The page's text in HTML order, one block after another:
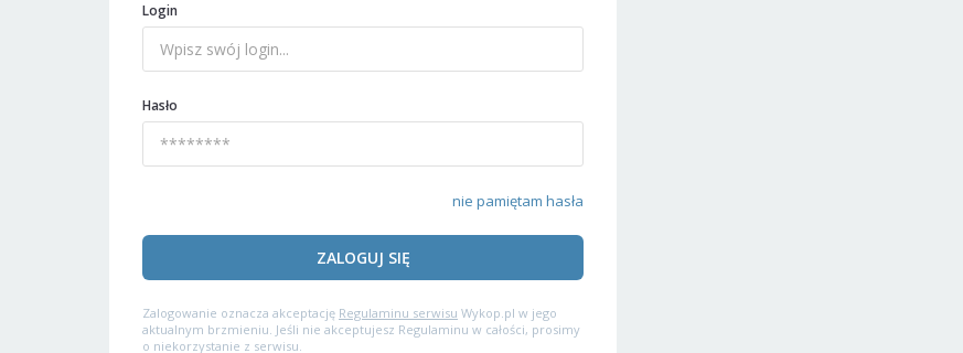
Login
Hasło
nie pamiętam hasła
ZALOGUJ SIĘ
Zalogowanie oznacza akceptację Regulaminu serwisu Wykop.pl w jego
aktualnym brzmieniu. Jeśli nie akceptujesz Regulaminu w całości, prosimy
o niekorzystanie z serwisu.